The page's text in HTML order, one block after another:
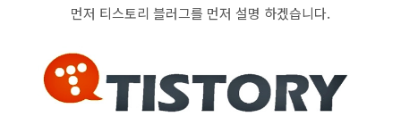
먼저 티스토리 블러그를 먼저 설명 하겠습니다.